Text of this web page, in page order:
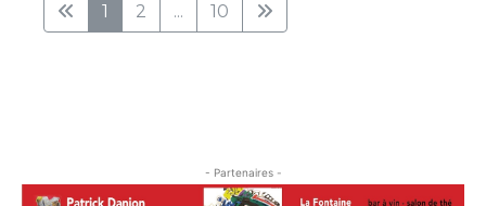
1 2 ... 10
- Partenaires -